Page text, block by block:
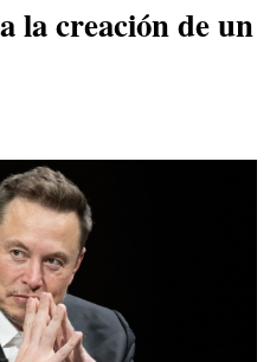
la creación de un